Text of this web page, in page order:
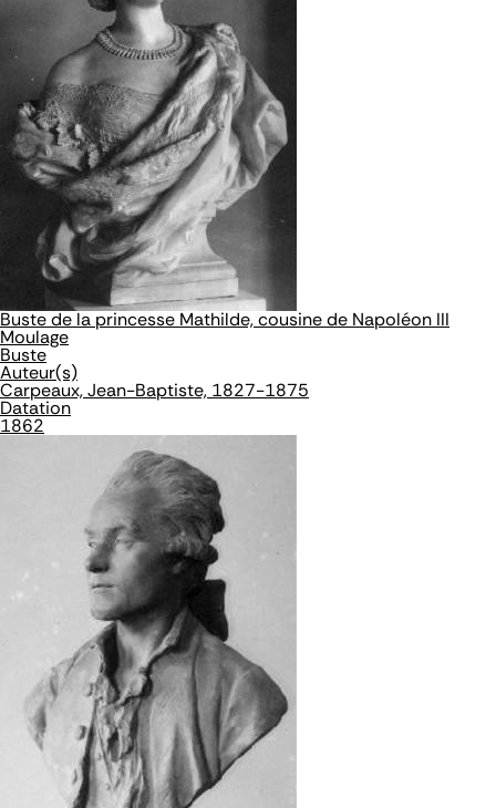
Buste de la princesse Mathilde, cousine de Napoléon III
Moulage
Buste
Auteur(s)
Carpeaux, Jean-Baptiste, 1827-1875
Datation
1862